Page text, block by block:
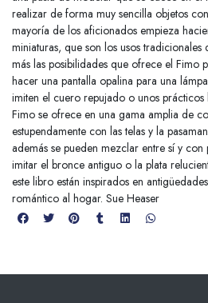
realizar de forma muy sencilla objetos
mayoría de los aficionados empieza
miniaturas, que son los usos tradicionales
más las posibilidades que ofrece el Fimo
hacer una pantalla opalina para una
imiten el cuero repujado o unos
Fimo se ofrece en una gama amplia de
estupendamente con las telas y la
además se pueden mezclar entre sí y
imitar el bronce antiguo o la plata
este libro están inspirados en
romántico al hogar. Sue Heaser